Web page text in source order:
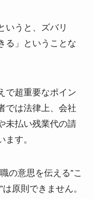
いうと、ズバリ
る」ということな
で超重要なポイン
では法律上、会社
未払い残業代の請
す。
の意思を伝える”こ
原則できません。